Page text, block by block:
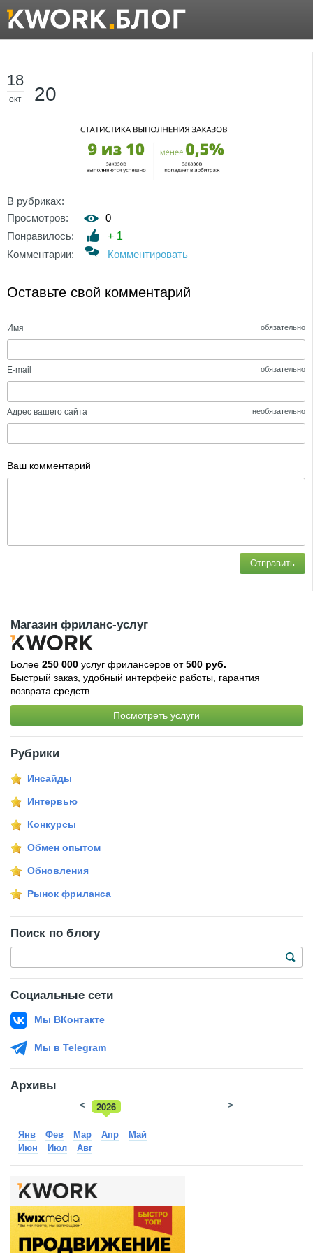
18
окт 20
В рубриках:
Просмотров:
0
Понравилось:
+ 1
Комментарии:
Комментировать
Оставьте свой комментарий
Имя обязательно
E-mail обязательно
Адрес вашего сайта необязательно
Ваш комментарий
Отправить
Магазин фриланс-услуг
Более 250 000 услуг фрилансеров от500 руб.
Быстрый заказ, удобный интерфейс работы, гарантия
возврата средств.
Посмотреть услуги
Рубрики
Инсайды
Интервью
Конкурсы
Обмен опытом
Обновления
Рынок фриланса
Поиск по блогу
Социальные сети
Мы ВКонтакте
Мы в Telegram
Архивы
2026
2025
< >
Янв Фев Мар Апр
Май
Июн
Июл Авг